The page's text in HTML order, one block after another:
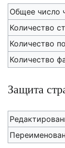
Общее число
Количество
Количество
Количество
Защита